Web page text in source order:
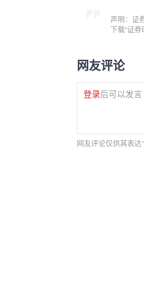
声明：证
下载“证
网友评论
登录后可以发言
网友评论仅供其表